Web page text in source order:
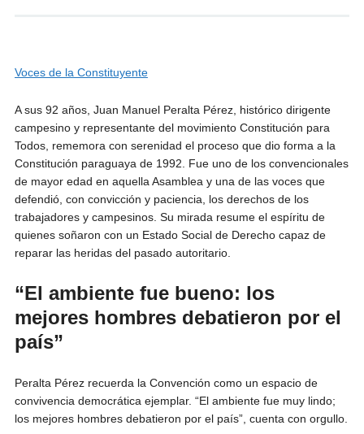
Voces de la Constituyente
A sus 92 años, Juan Manuel Peralta Pérez, histórico dirigente
campesino y representante del movimiento Constitución para
Todos, rememora con serenidad el proceso que dio forma a la
Constitución paraguaya de 1992. Fue uno de los convencionales
de mayor edad en aquella Asamblea y una de las voces que
defendió, con convicción y paciencia, los derechos de los
trabajadores y campesinos. Su mirada resume el espíritu de
quienes soñaron con un Estado Social de Derecho capaz de
reparar las heridas del pasado autoritario.
“El ambiente fue bueno: los
mejores hombres debatieron por el
país”
Peralta Pérez recuerda la Convención como un espacio de
convivencia democrática ejemplar. “El ambiente fue muy lindo;
los mejores hombres debatieron por el país”, cuenta con orgullo.